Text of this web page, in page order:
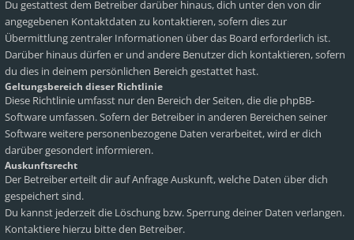
Du gestattest dem Betreiber darüber hinaus, dich unter den von dir
angegebenen Kontaktdaten zu kontaktieren, sofern dies zur
Übermittlung zentraler Informationen über das Board erforderlich ist.
Darüber hinaus dürfen er und andere Benutzer dich kontaktieren, sofern
du dies in deinem persönlichen Bereich gestattet hast.
Geltungsbereich dieser Richtlinie
Diese Richtlinie umfasst nur den Bereich der Seiten, die die phpBB-
Software umfassen. Sofern der Betreiber in anderen Bereichen seiner
Software weitere personenbezogene Daten verarbeitet, wird er dich
darüber gesondert informieren.
Auskunftsrecht
Der Betreiber erteilt dir auf Anfrage Auskunft, welche Daten über dich
gespeichert sind.
Du kannst jederzeit die Löschung bzw. Sperrung deiner Daten verlangen.
Kontaktiere hierzu bitte den Betreiber.